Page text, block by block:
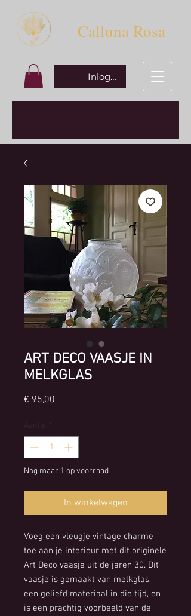
Inloggen
Calluna Rosa
ART DECO VAASJE IN
MELKGLAS
€ 95,00
*
Nog maar 1 op voorraad
In winkelwagen
Voeg een vleugje vintage charme
toe aan je interieur met dit originele
Art Deco vaasje uit de jaren 30. Dit
vaasje is gemaakt van melkglas,
een geliefd materiaal in die tijd, en
is een prachtig voorbeeld van de